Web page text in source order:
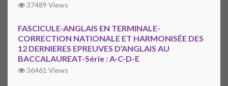
37489 Views
FASCICULE-ANGLAIS EN TERMINALE-
CORRECTION NATIONALE ET HARMONISÉE DES
12 DERNIERES EPREUVES D’ANGLAIS AU
BACCALAUREAT-Série : A-C-D-E
36461 Views